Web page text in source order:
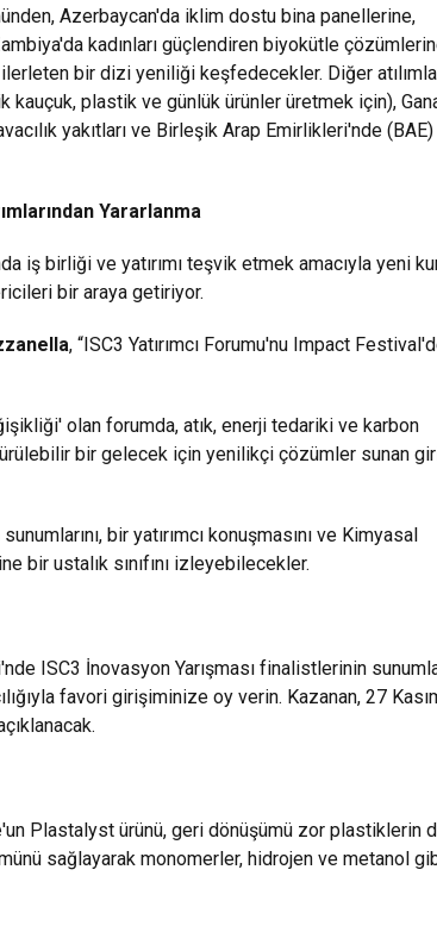
Azerbaycan'da iklim dostu bina panellerine,
kadınları güçlendiren biyokütle
bir dizi yeniliği keşfedecekler. Diğer
plastik ve günlük ürünler üretmek için),
yakıtları ve Birleşik Arap Emirlikleri'nde (BAE)
Yararlanma
iş birliği ve yatırımı teşvik etmek amacıyla yeni
bir araya getiriyor.
, “ISC3 Yatırımcı Forumu'nu Impact
olan forumda, atık, enerji tedariki ve karbon
bir gelecek için yenilikçi çözümler sunan
bir yatırımcı konuşmasını ve Kimyasal
bir ustalık sınıfını izleyebilecekler.
ISC3 İnovasyon Yarışması finalistlerinin
favori girişiminize oy verin. Kazanan, 27
Plastalyst ürünü, geri dönüşümü zor plastiklerin
sağlayarak monomerler, hidrojen ve metanol